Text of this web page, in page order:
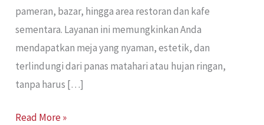
pameran, bazar, hingga area restoran dan kafe
sementara. Layanan ini memungkinkan Anda
mendapatkan meja yang nyaman, estetik, dan
terlindungi dari panas matahari atau hujan ringan,
tanpa harus […]
Read More »